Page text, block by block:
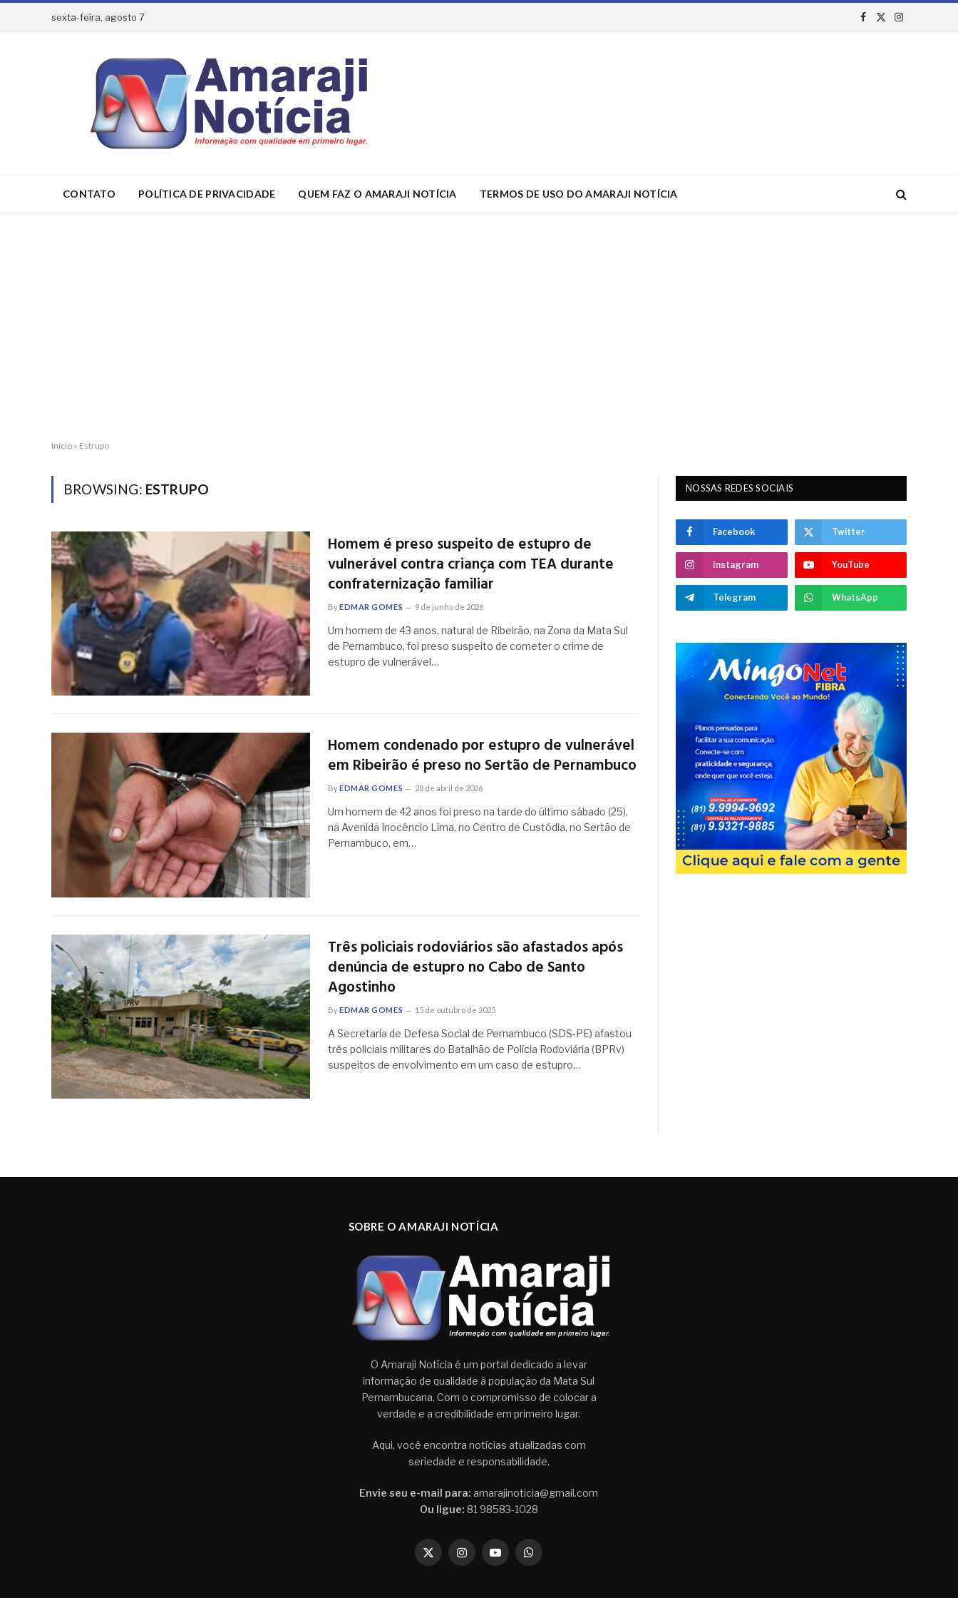
sexta-feira, agosto 7
Facebook
X
Instagram
CONTATO POLÍTICA DE PRIVACIDADE QUEM FAZ O AMARAJI NOTÍCIA TERMOS DE USO DO AMARAJI NOTÍCIA
Início » Estrupo
BROWSING: ESTRUPO
Homem é preso suspeito de estupro de
vulnerável contra criança com TEA durante
confraternização familiar
ByEDMAR GOMES 9 de junho de 2026
Um homem de 43 anos, natural de Ribeirão, na Zona da Mata Sul
de Pernambuco, foi preso suspeito de cometer o crime de
estupro de vulnerável…
Homem condenado por estupro de vulnerável
em Ribeirão é preso no Sertão de Pernambuco
ByEDMAR GOMES 28 de abril de 2026
Um homem de 42 anos foi preso na tarde do último sábado (25),
na Avenida Inocêncio Lima, no Centro de Custódia, no Sertão de
Pernambuco, em…
Três policiais rodoviários são afastados após
denúncia de estupro no Cabo de Santo
Agostinho
ByEDMAR GOMES 15 de outubro de 2025
A Secretaria de Defesa Social de Pernambuco (SDS-PE) afastou
três policiais militares do Batalhão de Polícia Rodoviária (BPRv)
suspeitos de envolvimento em um caso de estupro…
NOSSAS REDES SOCIAIS
Facebook Twitter
Instagram YouTube
Telegram WhatsApp
SOBRE O AMARAJI NOTÍCIA
O Amaraji Notícia é um portal dedicado a levar
informação de qualidade à população da Mata Sul
Pernambucana. Com o compromisso de colocar a
verdade e a credibilidade em primeiro lugar.
Aqui, você encontra notícias atualizadas com
seriedade e responsabilidade.
Envie seu e-mail para: amarajinoticia@gmail.com
Ou ligue: 81 98583-1028
X
InstagramYouTubeWhatsApp